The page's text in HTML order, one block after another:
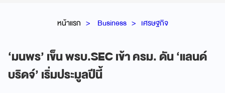
หน้าแรก Business เศรษฐกิจ
‘มนพร’ เข็น พรบ.SEC เข้า ครม. ดัน ‘แลนด์
บริดจ์’ เริ่มประมูลปีนี้